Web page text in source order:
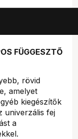
FÜGGESZTŐ
rövid
amelyet
kiegészítők
univerzális fej
a